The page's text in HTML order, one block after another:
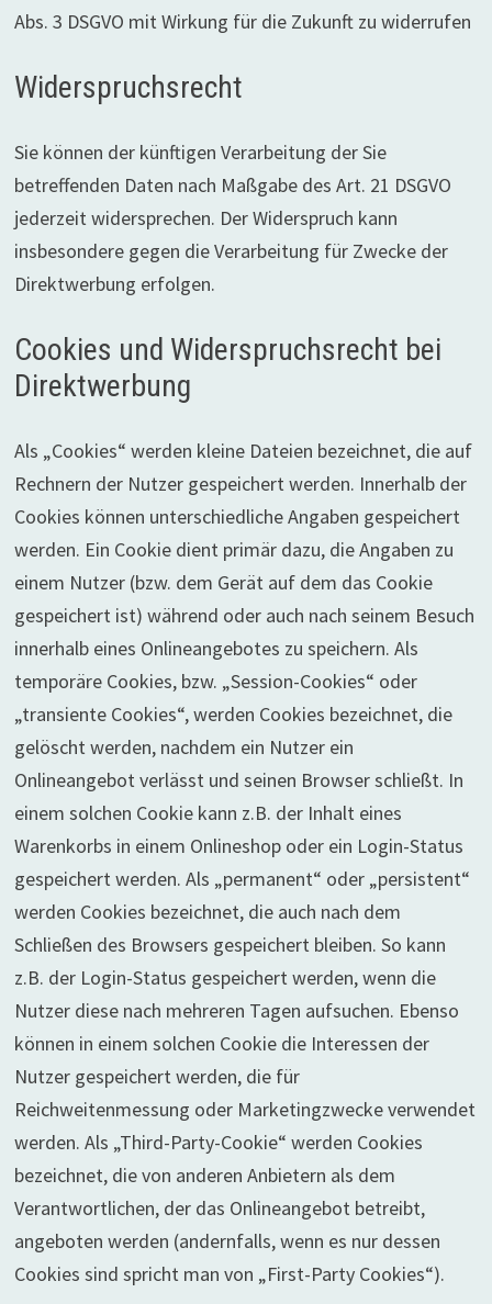
Abs. 3 DSGVO mit Wirkung für die Zukunft zu widerrufen
Widerspruchsrecht
Sie können der künftigen Verarbeitung der Sie
betreffenden Daten nach Maßgabe des Art. 21 DSGVO
jederzeit widersprechen. Der Widerspruch kann
insbesondere gegen die Verarbeitung für Zwecke der
Direktwerbung erfolgen.
Cookies und Widerspruchsrecht bei
Direktwerbung
Als „Cookies“ werden kleine Dateien bezeichnet, die auf
Rechnern der Nutzer gespeichert werden. Innerhalb der
Cookies können unterschiedliche Angaben gespeichert
werden. Ein Cookie dient primär dazu, die Angaben zu
einem Nutzer (bzw. dem Gerät auf dem das Cookie
gespeichert ist) während oder auch nach seinem Besuch
innerhalb eines Onlineangebotes zu speichern. Als
temporäre Cookies, bzw. „Session-Cookies“ oder
„transiente Cookies“, werden Cookies bezeichnet, die
gelöscht werden, nachdem ein Nutzer ein
Onlineangebot verlässt und seinen Browser schließt. In
einem solchen Cookie kann z.B. der Inhalt eines
Warenkorbs in einem Onlineshop oder ein Login-Status
gespeichert werden. Als „permanent“ oder „persistent“
werden Cookies bezeichnet, die auch nach dem
Schließen des Browsers gespeichert bleiben. So kann
z.B. der Login-Status gespeichert werden, wenn die
Nutzer diese nach mehreren Tagen aufsuchen. Ebenso
können in einem solchen Cookie die Interessen der
Nutzer gespeichert werden, die für
Reichweitenmessung oder Marketingzwecke verwendet
werden. Als „Third-Party-Cookie“ werden Cookies
bezeichnet, die von anderen Anbietern als dem
Verantwortlichen, der das Onlineangebot betreibt,
angeboten werden (andernfalls, wenn es nur dessen
Cookies sind spricht man von „First-Party Cookies“).